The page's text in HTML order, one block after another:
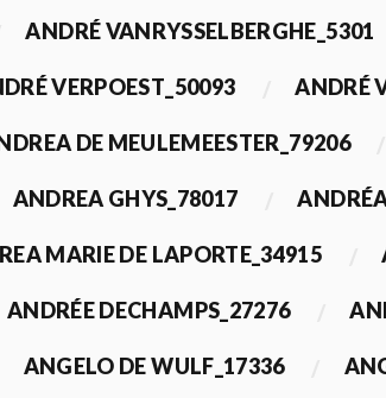
ANDRÉ VANRYSSELBERGHE_5301
VERPOEST_50093 ANDRÉ
DE MEULEMEESTER_79206
ANDREA GHYS_78017
MARIE DE LAPORTE_34915
ANDRÉE DECHAMPS_27276
ANGELO DE WULF_17336